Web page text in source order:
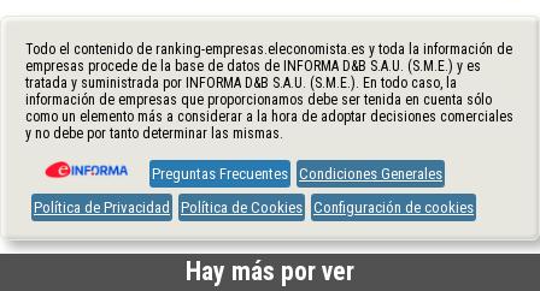
Todo el contenido de ranking-empresas.eleconomista.es y toda la información de
empresas procede de la base de datos de INFORMA D&B S.A.U. (S.M.E.) y es
tratada y suministrada por INFORMA D&B S.A.U. (S.M.E.). En todo caso, la
información de empresas que proporcionamos debe ser tenida en cuenta sólo
como un elemento más a considerar a la hora de adoptar decisiones comerciales
y no debe por tanto determinar las mismas.
Preguntas Frecuentes Condiciones Generales
Política de Privacidad
Política de Cookies Configuración de cookies
Hay más por ver